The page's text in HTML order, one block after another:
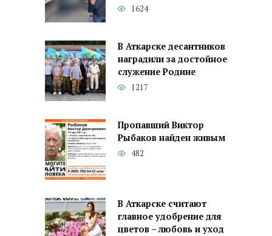
1624
В Аткарске десантников
наградили за достойное
служение Родине
1217
Пропавший Виктор
Рыбаков найден живым
482
В Аткарске считают
главное удобрение для
цветов – любовь и уход